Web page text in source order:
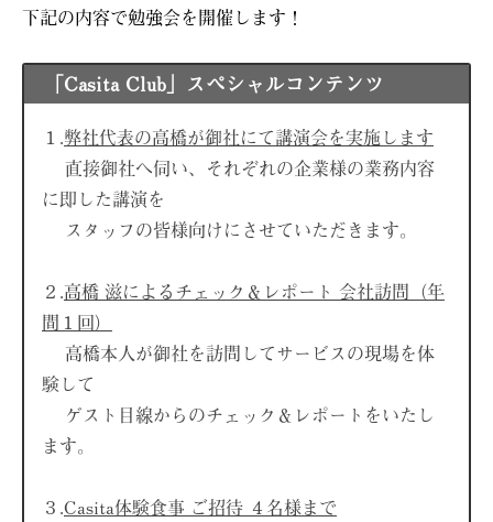
下記の内容で勉強会を開催します！
「Casita Club」スペシャルコンテンツ
１.弊社代表の高橋が御社にて講演会を実施します
直接御社へ伺い、それぞれの企業様の業務内容
に即した講演を
スタッフの皆様向けにさせていただきます。
２.高橋 滋によるチェック＆レポート 会社訪問（年
間１回）
高橋本人が御社を訪問してサービスの現場を体
験して
ゲスト目線からのチェック＆レポートをいたし
ます。
３.Casita体験食事 ご招待 ４名様まで